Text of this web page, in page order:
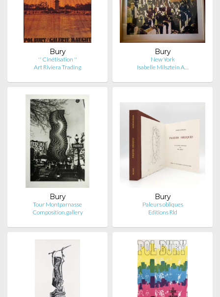
Bury
'' Cinétisation ''
Art Riviera Trading
Bury
New York
Isabelle Milsztein A…
Bury
Tour Montparnasse
Composition.gallery
Bury
Paleurs obliques
Editions Rld